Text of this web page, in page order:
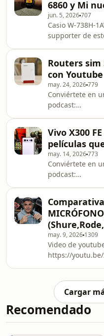
6860 y Mi
jun. 5, 2026707
Casio W-738H-
supporter de
Routers sim
con Youtube
may. 24, 2026779
Conviértete en
podcast:
Vivo X300
películas
may. 14, 2026773
Conviértete en
podcast:
may. 9, 2026 1309
Video de
https://youtu.be/
camionero-
Cargar
Recomendado